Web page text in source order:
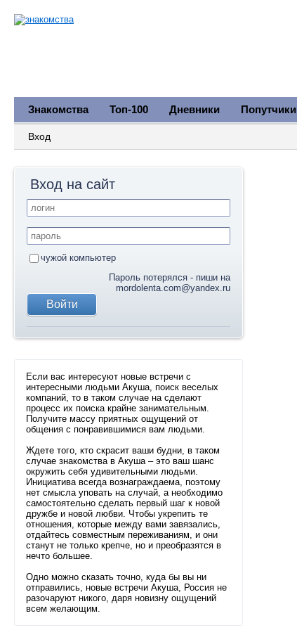
Знакомства Топ-100 Дневники Попутчики
Вход
Вход на сайт
чужой компьютер
Пароль потерялся - пиши на
mordolenta.com@yandex.ru
Если вас интересуют новые встречи с
интересными людьми Акуша, поиск веселых
компаний, то в таком случае на сделают
процесс их поиска крайне занимательным.
Получите массу приятных ощущений от
общения с понравившимися вам людьми.
Ждете того, кто скрасит ваши будни, в таком
случае знакомства в Акуша – это ваш шанс
окружить себя удивительными людьми.
Инициатива всегда вознаграждаема, поэтому
нет смысла уповать на случай, а необходимо
самостоятельно сделать первый шаг к новой
дружбе и новой любви. Чтобы укрепить те
отношения, которые между вами завязались,
отдайтесь совместным переживаниям, и они
станут не только крепче, но и преобразятся в
нечто большее.
Одно можно сказать точно, куда бы вы ни
отправились, новые встречи Акуша, Россия не
разочаруют никого, даря новизну ощущений
всем желающим.